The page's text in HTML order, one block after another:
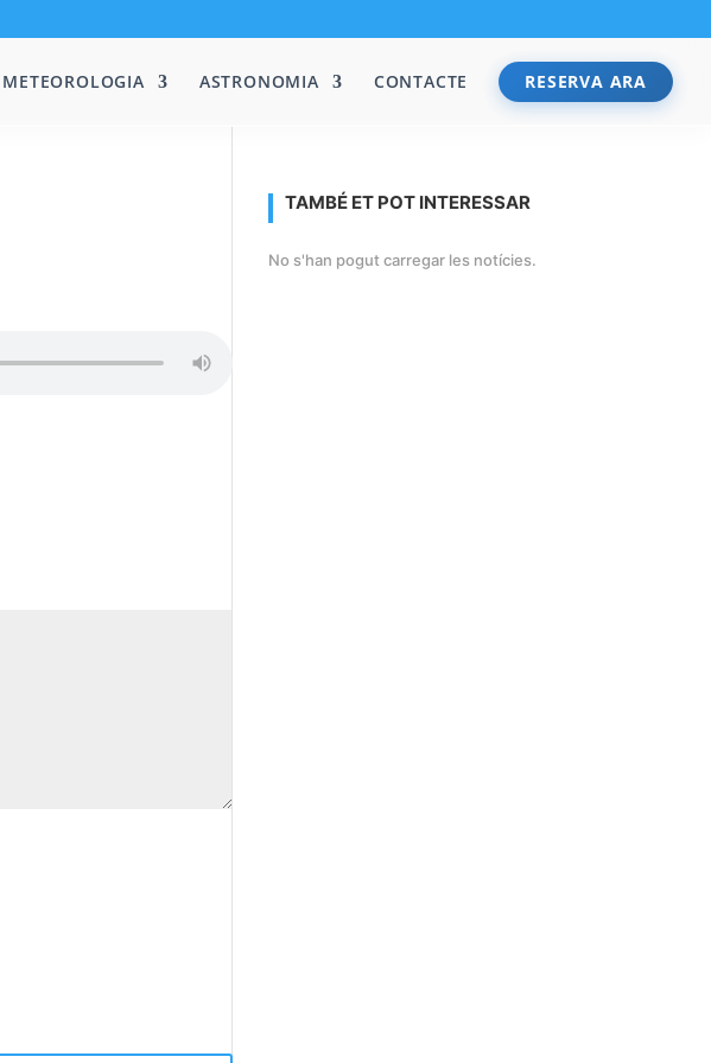
METEOROLOGIA ASTRONOMIA CONTACTE RESERVA ARA
TAMBÉ ET POT INTERESSAR
No s'han pogut carregar les notícies.